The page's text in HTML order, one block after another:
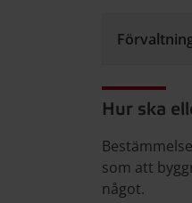
Hur ska
som att
något.